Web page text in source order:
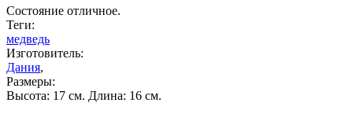
Состояние отличное.
Теги:
медведь
Изготовитель:
Дания,
Размеры:
Высота: 17 см. Длина: 16 см.